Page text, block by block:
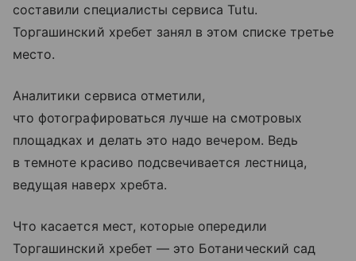
составили специалисты сервиса Tutu.
Торгашинский хребет занял в этом списке третье
место.
Аналитики сервиса отметили,
что фотографироваться лучше на смотровых
площадках и делать это надо вечером. Ведь
в темноте красиво подсвечивается лестница,
ведущая наверх хребта.
Что касается мест, которые опередили
Торгашинский хребет — это Ботанический сад